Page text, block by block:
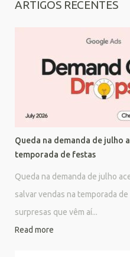
ARTIGOS RECENTES
Queda na demanda de julho
temporada de festas
Queda na demanda de julho
salvar vendas na temporada
surpresas que vêm aí...
Read more